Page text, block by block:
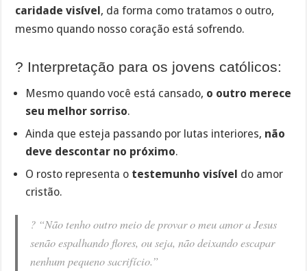
caridade visível, da forma como tratamos o outro,
mesmo quando nosso coração está sofrendo.
? Interpretação para os jovens católicos:
Mesmo quando você está cansado, o outro merece
seu melhor sorriso.
Ainda que esteja passando por lutas interiores, não
deve descontar no próximo.
O rosto representa o testemunho visível do amor
cristão.
? “Não tenho outro meio de provar o meu amor a Jesus
senão espalhando flores, ou seja, não deixando escapar
nenhum pequeno sacrifício.”